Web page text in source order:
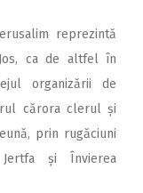
reprezintă
ca de altfel în
organizării de
cărora clerul și
prin rugăciuni
și Învierea